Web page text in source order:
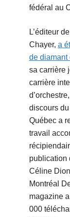
fédéral au
L’éditeur
Chayer, a
de diamant
sa carrière
carrière
discours
Québec a
travail
publication
Céline
Montréal
magazine
000